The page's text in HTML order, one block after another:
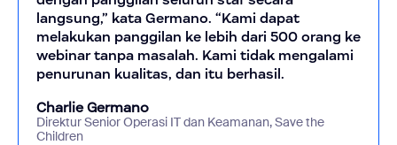
langsung,” kata Germano. “Kami dapat
melakukan panggilan ke lebih dari 500 orang ke
webinar tanpa masalah. Kami tidak mengalami
penurunan kualitas, dan itu berhasil.
Charlie Germano
Direktur Senior Operasi IT dan Keamanan, Save the
Children